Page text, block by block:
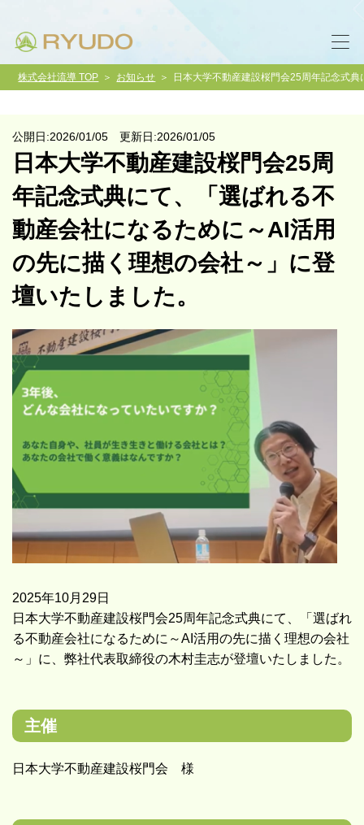
株式会社流導 TOP お知らせ 日本大学不動産建設桜門会25周年記念式
公開日:2026/01/05 更新日:2026/01/05
日本大学不動産建設桜門会25周
年記念式典にて、「選ばれる不
動産会社になるために～AI活用
の先に描く理想の会社～」に登
壇いたしました。
2025年10月29日
日本大学不動産建設桜門会25周年記念式典にて、「選ばれ
る不動産会社になるために～AI活用の先に描く理想の会社
～」に、弊社代表取締役の木村圭志が登壇いたしました。
主催
日本大学不動産建設桜門会 様